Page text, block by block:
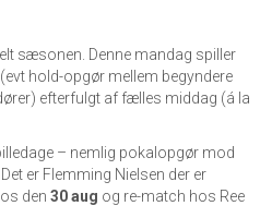
sæsonen. Denne mandag spiller
hold-opgør mellem begyndere
efterfulgt af fælles middag (á la
– nemlig pokalopgør mod
er Flemming Nielsen der er
den 30 aug og re-match hos Ree